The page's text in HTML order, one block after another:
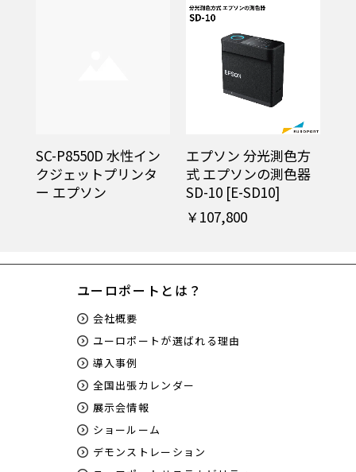
ロール紙を装着後、パネルの操作で自動でセットしま
従来必要だったロール紙先端の差し込みが不要で簡単
用紙自動巻取り機能内蔵（注）
上段のロール紙給紙装置を巻取り装置に変更が可能な
ため、オプション無しで自動巻取りが可能。
SC-P8550D 水性イン
クジェットプリンタ
ー エプソン
エプソン 分光測色方
式 エプソンの測色器
SD-10 [E-SD10]
￥107,800
ユーロポートとは？
会社概要
ユーロポートが選ばれる理由
導入事例
全国出張カレンダー
展示会情報
ショールーム
デモンストレーション